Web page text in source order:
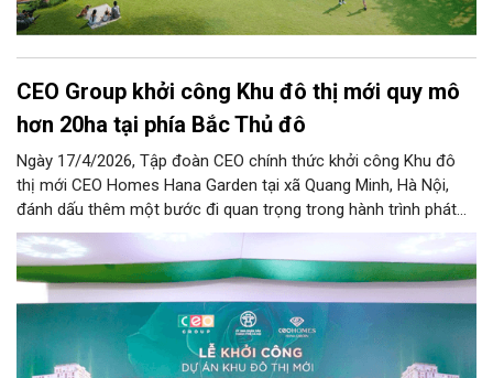
CEO Group khởi công Khu đô thị mới quy mô
hơn 20ha tại phía Bắc Thủ đô
Ngày 17/4/2026, Tập đoàn CEO chính thức khởi công Khu đô
thị mới CEO Homes Hana Garden tại xã Quang Minh, Hà Nội,
đánh dấu thêm một bước đi quan trọng trong hành trình phát
triển trục đô thị phía Bắc sông Hồng - khu vực đang được định
hình là một cực tăng trưởng mới trong cấu trúc đô thị đa trung
tâm, đa mục tiêu của Thủ đô.